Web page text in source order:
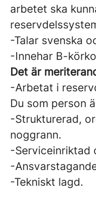
arbetet ska
-Talar svenska
-Innehar B-
Det är
-Arbetat i
Du som person
-Strukturerad,
noggrann.
-Serviceinriktad
-
-Tekniskt lagd.